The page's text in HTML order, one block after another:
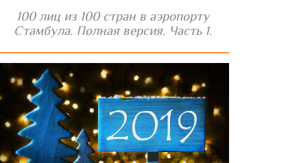
100 лиц из 100 стран в аэропорту
Стамбула. Полная версия. Часть 1.